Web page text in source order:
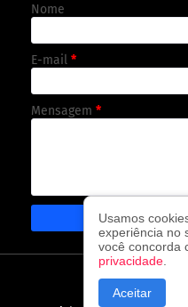
Nome
E-mail *
Mensagem *
CAPA CONTATO
Usamos
experiência no
você concorda
privacidade
Aceitar